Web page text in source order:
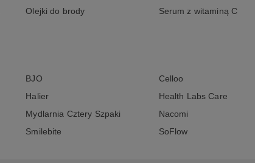
Olejki do brody Serum z witaminą C
BJO Celloo
Halier Health Labs Care
Mydlarnia Cztery Szpaki Nacomi
Smilebite SoFlow